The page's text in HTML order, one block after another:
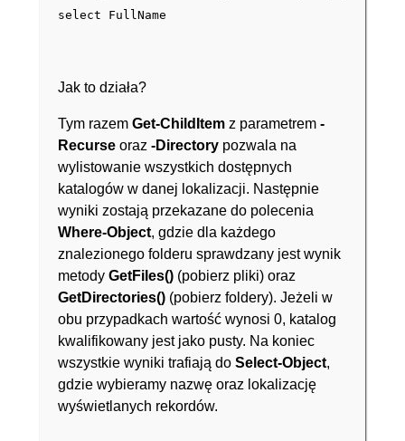
select FullName
Jak to działa?
Tym razem Get-ChildItem z parametrem -
Recurse oraz -Directory pozwala na
wylistowanie wszystkich dostępnych
katalogów w danej lokalizacji. Następnie
wyniki zostają przekazane do polecenia
Where-Object, gdzie dla każdego
znalezionego folderu sprawdzany jest wynik
metody GetFiles() (pobierz pliki) oraz
GetDirectories() (pobierz foldery). Jeżeli w
obu przypadkach wartość wynosi 0, katalog
kwalifikowany jest jako pusty. Na koniec
wszystkie wyniki trafiają do Select-Object,
gdzie wybieramy nazwę oraz lokalizację
wyświetlanych rekordów.